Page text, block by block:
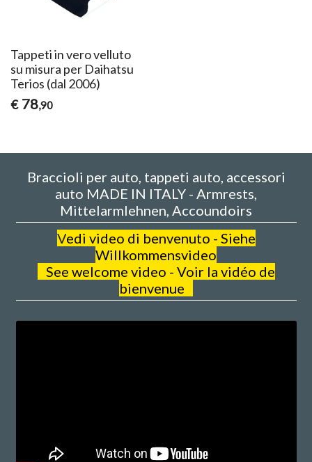
Tappeti in vero velluto
su misura per Daihatsu
Terios (dal 2006)
€ 78,90
Braccioli per auto, tappeti auto, accessori
auto MADE IN ITALY - Armrests,
Mittelarmlehnen, Accoundoirs
Vedi video di benvenuto - Siehe
Willkommensvideo
See welcome video - Voir la vidéo de
bienvenue